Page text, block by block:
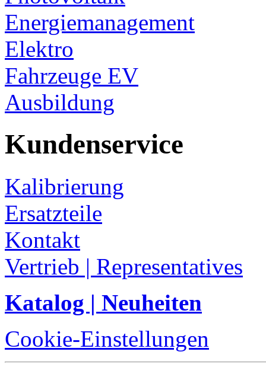
Energiemanagement
Elektro
Fahrzeuge EV
Ausbildung
Kundenservice
Kalibrierung
Ersatzteile
Kontakt
Vertrieb | Representatives
Katalog | Neuheiten
Cookie-Einstellungen